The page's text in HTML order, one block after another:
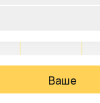
Ваше